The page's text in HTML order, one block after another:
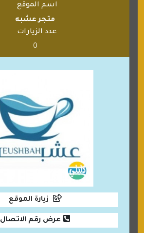
اسم الموقع
متجر عشبه
عدد الزيارات
0
زيارة الموقع
عرض رقم الاتصال